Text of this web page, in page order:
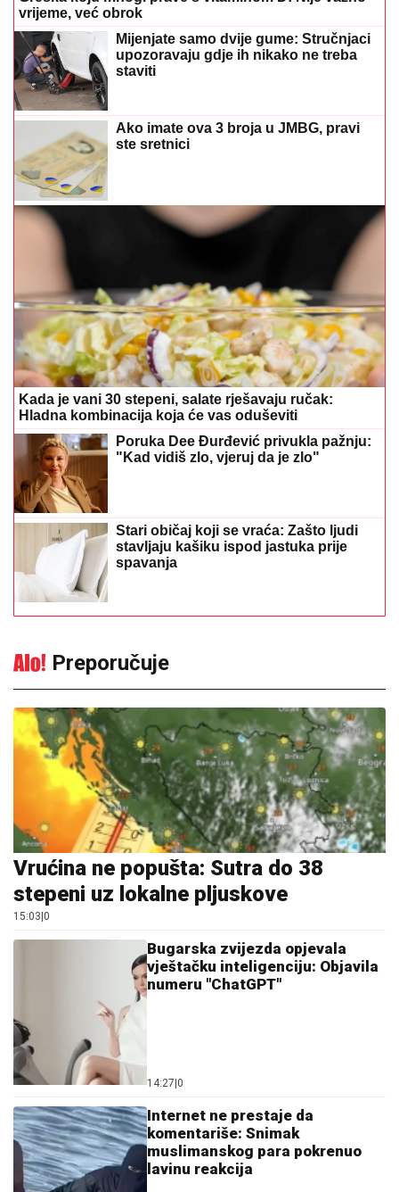
vrijeme, već obrok
Mijenjate samo dvije gume: Stručnjaci
upozoravaju gdje ih nikako ne treba
staviti
Ako imate ova 3 broja u JMBG, pravi
ste sretnici
Kada je vani 30 stepeni, salate rješavaju ručak:
Hladna kombinacija koja će vas oduševiti
Poruka Dee Đurđević privukla pažnju:
"Kad vidiš zlo, vjeruj da je zlo"
Stari običaj koji se vraća: Zašto ljudi
stavljaju kašiku ispod jastuka prije
spavanja
Preporučuje
Vrućina ne popušta: Sutra do 38
stepeni uz lokalne pljuskove
15:03 0
Bugarska zvijezda opjevala
vještačku inteligenciju: Objavila
numeru "ChatGPT"
14:27 0
Internet ne prestaje da
komentariše: Snimak
muslimanskog para pokrenuo
lavinu reakcija